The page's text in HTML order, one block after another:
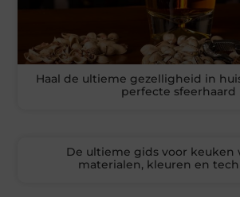
Haal de ultieme gezelligheid in
perfecte sfeerhaard
De ultieme gids voor keuken
materialen, kleuren en